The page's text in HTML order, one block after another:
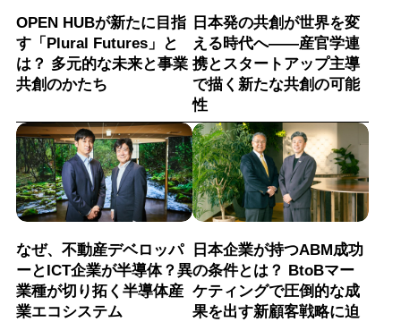
OPEN HUBが新たに目指
す「Plural Futures」と
は？ 多元的な未来と事業
共創のかたち
日本発の共創が世界を変
える時代へ——産官学連
携とスタートアップ主導
で描く新たな共創の可能
性
なぜ、不動産デベロッパ
ーとICT企業が半導体？異
業種が切り拓く半導体産
業エコシステム
日本企業が持つABM成功
の条件とは？ BtoBマー
ケティングで圧倒的な成
果を出す新顧客戦略に迫